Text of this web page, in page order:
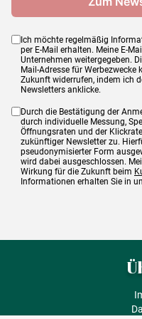
Ich möchte regelmäßig
per E-Mail erhalten. Meine E-
Unternehmen weitergegeben.
Mail-Adresse für
Zukunft widerrufen, indem ich
Newsletters anklicke.
Durch die Bestätigung der
durch individuelle Messung,
Öffnungsraten und der
zukünftiger Newsletter zu.
pseudonymisierter Form
wird dabei ausgeschlossen.
Wirkung für die Zukunft beim
Informationen erhalten Sie in